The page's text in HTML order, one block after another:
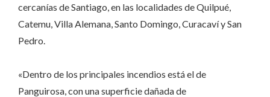
cercanías de Santiago, en las localidades de Quilpué,
Catemu, Villa Alemana, Santo Domingo, Curacaví y San
Pedro.
«Dentro de los principales incendios está el de
Panguirosa, con una superficie dañada de